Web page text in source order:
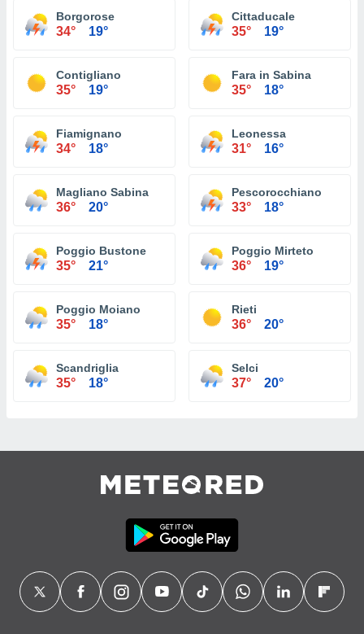
Borgorose
34° 19°
Cittaducale
35° 19°
Contigliano
35° 19°
Fara in Sabina
35° 18°
Fiamignano
34° 18°
Leonessa
31° 16°
Magliano Sabina
36° 20°
Pescorocchiano
33° 18°
Poggio Bustone
35° 21°
Poggio Mirteto
36° 19°
Poggio Moiano
35° 18°
Rieti
36° 20°
Scandriglia
35° 18°
Selci
37° 20°